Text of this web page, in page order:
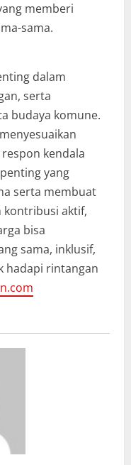
memberi
sama.
dalam
serta
budaya komune.
kendala
yang
serta membuat
kontribusi aktif,
bisa
sama, inklusif,
hadapi rintangan